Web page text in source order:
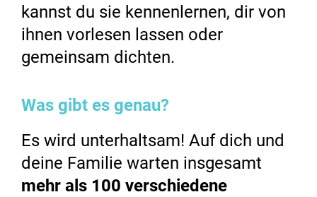
kannst du sie kennenlernen, dir von
ihnen vorlesen lassen oder
gemeinsam dichten.
Was gibt es genau?
Es wird unterhaltsam! Auf dich und
deine Familie warten insgesamt
mehr als 100 verschiedene